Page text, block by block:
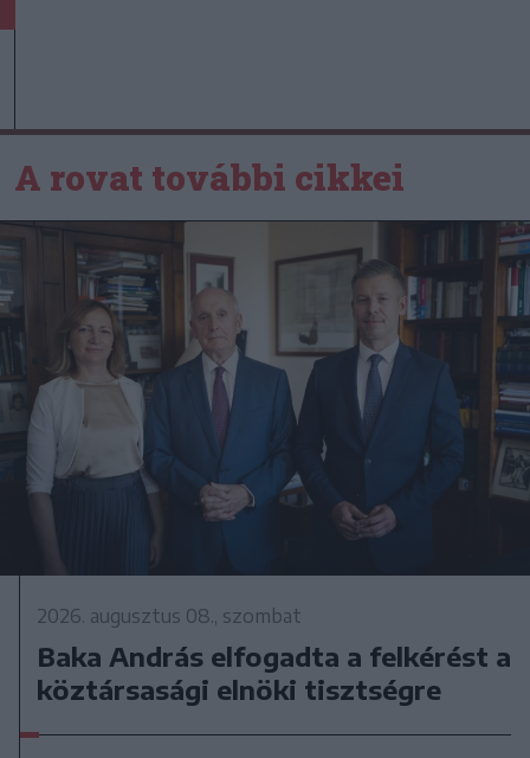
A rovat további cikkei
2026. augusztus 08., szombat
Baka András elfogadta a felkérést a
köztársasági elnöki tisztségre